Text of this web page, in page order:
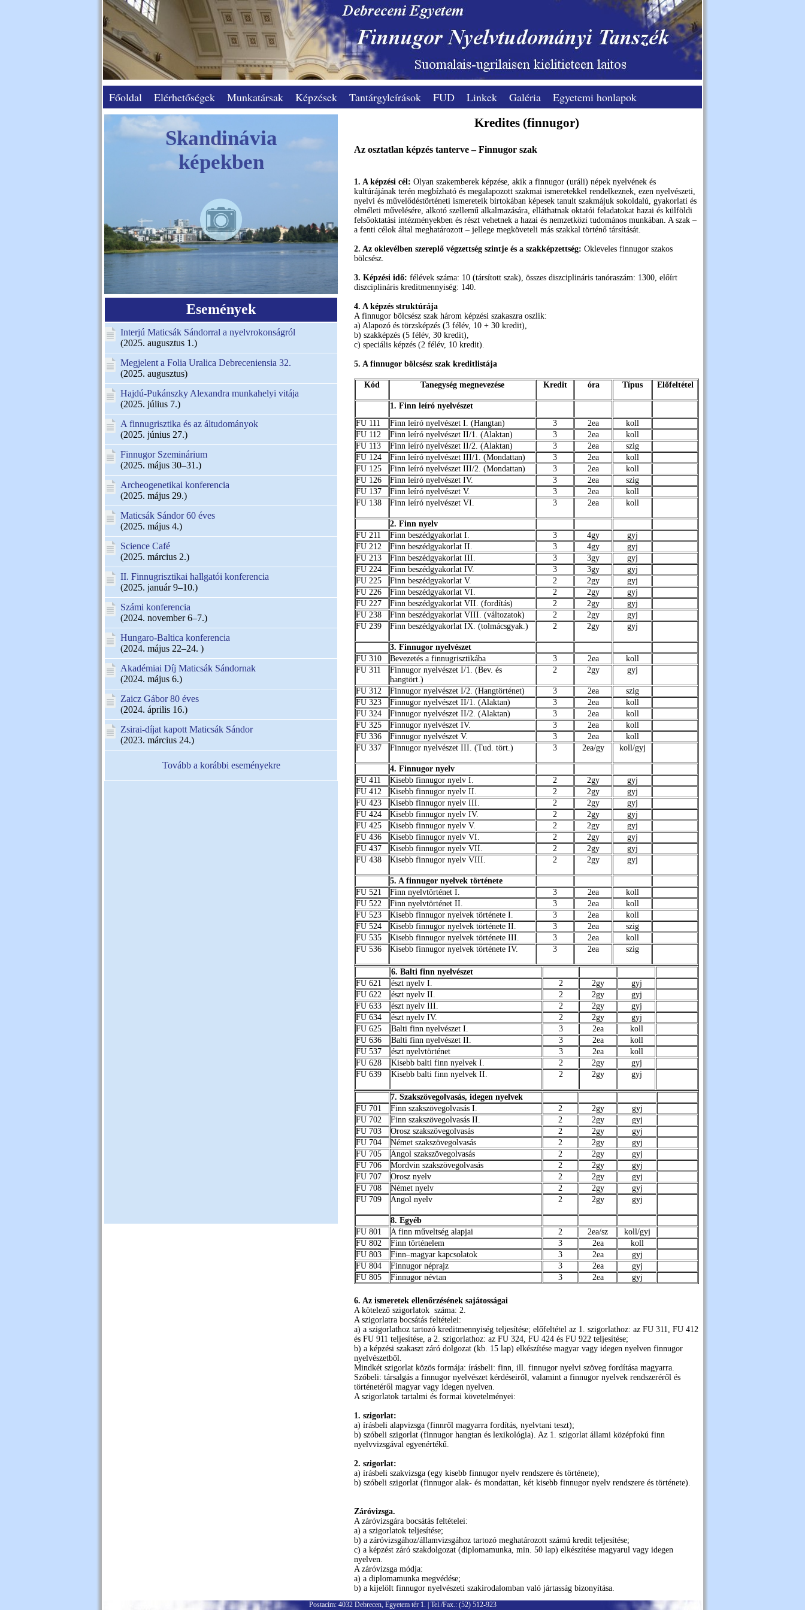
Főoldal Elérhetőségek Munkatársak Képzések Tantárgyleírások FUD Linkek Galéria Egyetemi honlapok
Skandinávia
képekben
Események
Interjú Maticsák Sándorral a nyelvrokonságról
(2025. augusztus 1.)
Megjelent a Folia Uralica Debreceniensia 32.
(2025. augusztus)
Hajdú-Pukánszky Alexandra munkahelyi vitája
(2025. július 7.)
A finnugrisztika és az áltudományok
(2025. június 27.)
Finnugor Szeminárium
(2025. május 30–31.)
Archeogenetikai konferencia
(2025. május 29.)
Maticsák Sándor 60 éves
(2025. május 4.)
Science Café
(2025. március 2.)
II. Finnugrisztikai hallgatói konferencia
(2025. január 9–10.)
Számi konferencia
(2024. november 6–7.)
Hungaro-Baltica konferencia
(2024. május 22–24. )
Akadémiai Díj Maticsák Sándornak
(2024. május 6.)
Zaicz Gábor 80 éves
(2024. április 16.)
Zsirai-díjat kapott Maticsák Sándor
(2023. március 24.)
Tovább a korábbi eseményekre
Kredites (finnugor)
Az osztatlan képzés tanterve – Finnugor szak
1. A képzési cél: Olyan szakemberek képzése, akik a finnugor (uráli) népek nyelvének és
kultúrájának terén megbízható és megalapozott szakmai ismeretekkel rendelkeznek, ezen nyelvé­sze­ti,
nyelvi és művelődéstörténeti ismereteik birtokában képesek tanult szakmájuk sokoldalú, gyakorlati és
elméleti művelésére, alkotó szellemű alkalmazására, elláthat­nak oktatói feladatokat hazai és külföldi
felsőoktatási intézményekben és részt vehet­nek a hazai és nemzetközi tudomános munkában. A szak –
a fenti célok által meghatározott – jellege megköveteli más szakkal történő társítását.
2. Az oklevélben szereplő végzettség szintje és a szakképzettség: Okleveles finnugor szakos
bölcsész.
3. Képzési idő: félévek száma: 10 (társított szak), összes diszciplináris tanóraszám: 1300, előírt
diszciplináris kreditmennyiség: 140.
4. A képzés struktúrája
A finnugor bölcsész szak három képzési szakaszra oszlik:
a) Alapozó és törzsképzés (3 félév, 10 + 30 kredit),
b) szakképzés (5 félév, 30 kredit),
c) speciális képzés (2 félév, 10 kredit).
5. A finnugor bölcsész szak kreditlistája
Kód Tanegység megnevezése Kredit óra Típus Előfeltétel
1. Finn leíró nyelvészet
FU 111
Finn leíró nyelvészet I. (Hangtan) 3 2ea
koll
FU 112
Finn leíró nyelvészet II/1. (Alaktan) 3 2ea
koll
FU 113
Finn leíró nyelvészet II/2. (Alaktan) 3 2ea
szig
FU 124
Finn leíró nyelvészet III/1. (Mondattan) 3 2ea
koll
FU 125
Finn leíró nyelvészet III/2. (Mondattan) 3 2ea
koll
FU 126
Finn leíró nyelvészet IV. 3 2ea
szig
FU 137
Finn leíró nyelvészet V. 3 2ea
koll
FU 138
Finn leíró nyelvészet VI. 3 2ea koll
2. Finn nyelv
FU 211
Finn beszédgyakorlat I. 3 4gy
gyj
FU 212
Finn beszédgyakorlat II. 3 4gy
gyj
FU 213
Finn beszédgyakorlat III. 3 3gy
gyj
FU 224
Finn beszédgyakorlat IV. 3 3gy
gyj
FU 225
Finn beszédgyakorlat V. 2 2gy
gyj
FU 226
Finn beszédgyakorlat VI. 2 2gy
gyj
FU 227
Finn beszédgyakorlat VII. (fordítás) 2 2gy
gyj
FU 238
Finn beszédgyakorlat VIII. (változatok) 2 2gy
gyj
FU 239
Finn beszédgyakorlat IX. (tolmácsgyak.) 2 2gy gyj
3. Finnugor nyelvészet
FU 310
Bevezetés a finnugrisztikába 3 2ea
koll
FU 311
Finnugor nyelvészet I/1. (Bev. és
hangtört.)
2 2gy gyj
FU 312 Finnugor nyelvészet I/2. (Hangtörténet) 3 2ea
szig
FU 323
Finnugor nyelvészet II/1. (Alaktan) 3 2ea
koll
FU 324
Finnugor nyelvészet II/2. (Alaktan) 3 2ea
koll
FU 325
Finnugor nyelvészet IV. 3 2ea
koll
FU 336
Finnugor nyelvészet V. 3 2ea
koll
FU 337
Finnugor nyelvészet III. (Tud. tört.) 3 2ea/gy koll/gyj
4. Finnugor nyelv
FU 411
Kisebb finnugor nyelv I. 2 2gy
gyj
FU 412
Kisebb finnugor nyelv II. 2 2gy
gyj
FU 423
Kisebb finnugor nyelv III. 2 2gy
gyj
FU 424
Kisebb finnugor nyelv IV. 2 2gy
gyj
FU 425
Kisebb finnugor nyelv V. 2 2gy
gyj
FU 436
Kisebb finnugor nyelv VI. 2 2gy
gyj
FU 437
Kisebb finnugor nyelv VII. 2 2gy
gyj
FU 438
Kisebb finnugor nyelv VIII. 2 2gy gyj
5. A finnugor nyelvek története
FU 521
Finn nyelvtörténet I. 3 2ea
koll
FU 522
Finn nyelvtörténet II. 3 2ea
koll
FU 523
Kisebb finnugor nyelvek története I. 3 2ea
koll
FU 524
Kisebb finnugor nyelvek története II. 3 2ea
szig
FU 535
Kisebb finnugor nyelvek története III. 3 2ea
koll
FU 536
Kisebb finnugor nyelvek története IV. 3 2ea szig
6. Balti finn nyelvészet
FU 621
észt nyelv I. 2 2gy
gyj
FU 622
észt nyelv II. 2 2gy
gyj
FU 633
észt nyelv III. 2 2gy
gyj
FU 634
észt nyelv IV. 2 2gy
gyj
FU 625
Balti finn nyelvészet I. 3 2ea
koll
FU 636
Balti finn nyelvészet II. 3 2ea
koll
FU 537
észt nyelvtörténet 3 2ea
koll
FU 628
Kisebb balti finn nyelvek I. 2 2gy
gyj
FU 639
Kisebb balti finn nyelvek II. 2 2gy gyj
7. Szakszövegolvasás, idegen nyelvek
FU 701
Finn szakszövegolvasás I. 2 2gy
gyj
FU 702
Finn szakszövegolvasás II. 2 2gy
gyj
FU 703
Orosz szakszövegolvasás 2 2gy
gyj
FU 704
Német szakszövegolvasás 2 2gy
gyj
FU 705
Angol szakszövegolvasás 2 2gy
gyj
FU 706
Mordvin szakszövegolvasás 2 2gy
gyj
FU 707
Orosz nyelv 2 2gy
gyj
FU 708
Német nyelv 2 2gy
gyj
FU 709
Angol nyelv 2 2gy gyj
8. Egyéb
FU 801
A finn műveltség alapjai 2 2ea/sz
koll/gyj
FU 802
Finn történelem 3 2ea
koll
FU 803
Finn–magyar kapcsolatok 3 2ea
gyj
FU 804
Finnugor néprajz 3 2ea
gyj
FU 805
Finnugor névtan 3 2ea gyj
6. Az ismeretek ellenőrzésének sajátosságai
A kötelező szigorlatok száma: 2.
A szigorlatra bocsátás feltételei:
a) a szigorlathoz tartozó kreditmennyiség teljesítése; előfeltétel az 1. szigorlathoz: az FU 311, FU 412
és FU 911 teljesítése, a 2. szigorlathoz: az FU 324, FU 424 és FU 922 teljesítése;
b) a képzési szakaszt záró dolgozat (kb. 15 lap) elkészítése magyar vagy idegen nyelven finnugor
nyelvészetből.
Mindkét szigorlat közös formája: írásbeli: finn, ill. finnugor nyelvi szöveg fordítása magyarra.
Szóbeli: társalgás a finnugor nyelvészet kérdéseiről, valamint a finnugor nyelvek rendszeréről és
történetéről magyar vagy idegen nyelven.
A szigorlatok tartalmi és formai követelményei:
1. szigorlat:
a) írásbeli alapvizsga (finnről magyarra fordítás, nyelvtani teszt);
b) szóbeli szigorlat (finnugor hangtan és lexikológia). Az 1. szigorlat állami középfokú finn
nyelvvizsgával egyenértékű.
2. szigorlat:
a) írásbeli szakvizsga (egy kisebb finnugor nyelv rendszere és története);
b) szóbeli szigorlat (finnugor alak- és mondattan, két kisebb finnugor nyelv rendszere és története).
Záróvizsga.
A záróvizsgára bocsátás feltételei:
a) a szigorlatok teljesítése;
b) a záróvizsgához/államvizsgához tartozó meghatározott számú kredit teljesítése;
c) a képzést záró szakdolgozat (diplomamunka, min. 50 lap) elkészítése magyarul vagy idegen
nyelven.
A záróvizsga módja:
a) a diplomamunka megvédése;
b) a kijelölt finnugor nyelvészeti szakirodalomban való jártasság bizonyítása.
Postacím: 4032 Debrecen, Egyetem tér 1. | Tel./Fax.: (52) 512-923